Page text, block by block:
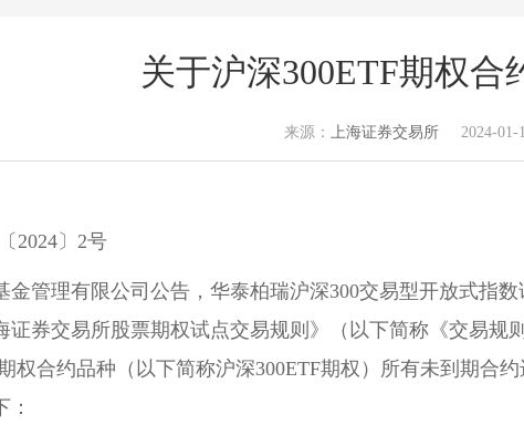
关于沪深300ETF期权合
来源： 上海证券交易所 2024-01-
2024〕2号
金管理有限公司公告， 华泰柏瑞沪深300交易型开放式指数
证券交易所股票期权试点交易规则》（以下简称《交易规
权合约品种（以下简称沪深300ETF期权）所有未到期合